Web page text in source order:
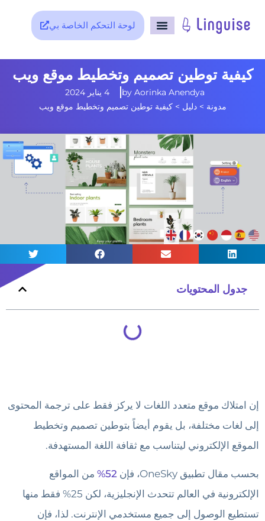
لوحة التحكم الخاصة بي
كيفية توطين تصميم وتخطيط موقع ويب
by Aorinka Anendya
4 يناير 2024
مدونة >دليل >كيفية توطين تصميم وتخطيط موقع ويب
جدول المحتويات
إن امتلاك موقع متعدد اللغات لا يركز فقط على ترجمة المحتوى
إلى لغات مختلفة، بل يقوم أيضاً بتوطين تصميم وتخطيط
الموقع الإلكتروني ليتناسب مع ثقافة اللغة المستهدفة.
بحسب مقال تطبيق OneSky، فإن 52%
من المواقع
الإلكترونية في العالم تتحدث الإنجليزية، لكن 25% فقط منها
تستطيع الوصول إلى جميع مستخدمي الإنترنت. لذا، فإن